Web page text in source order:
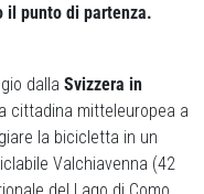
il punto di partenza.
dalla Svizzera in
cittadina mitteleuropea a
la bicicletta in un
Valchiavenna (42